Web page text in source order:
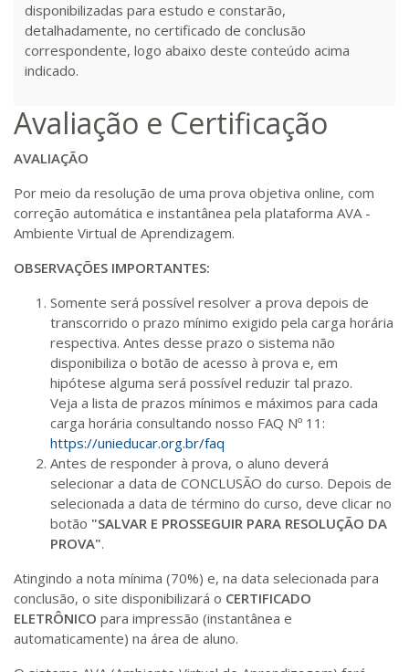
340 H dias 120 dias
Matricular
380 H 48
400 H 50dias 150dias
R$ 1.982,74
420 H 53dias 150dias
R$ 2.082,12
Matricular
55dias 150dias
R$ 2.240,16
Matricular
disponibilizadas para estudo e constarão,
detalhadamente, no certificado de conclusão
correspondente, logo abaixo deste conteúdo acima
indicado.
Avaliação e Certificação
AVALIAÇÃO
Por meio da resolução de uma prova objetiva online, com
correção automática e instantânea pela plataforma AVA -
Ambiente Virtual de Aprendizagem.
OBSERVAÇÕES IMPORTANTES:
Somente será possível resolver a prova depois de
transcorrido o prazo mínimo exigido pela carga horária
respectiva. Antes desse prazo o sistema não
disponibiliza o botão de acesso à prova e, em
hipótese alguma será possível reduzir tal prazo.
Veja a lista de prazos mínimos e máximos para cada
carga horária consultando nosso FAQ Nº 11:
https://unieducar.org.br/faq
Antes de responder à prova, o aluno deverá
selecionar a data de CONCLUSÃO do curso. Depois de
selecionada a data de término do curso, deve clicar no
botão "SALVAR E PROSSEGUIR PARA RESOLUÇÃO DA
PROVA".
Atingindo a nota mínima (70%) e, na data selecionada para
conclusão, o site disponibilizará o CERTIFICADO
ELETRÔNICO para impressão (instantânea e
automaticamente) na área de aluno.